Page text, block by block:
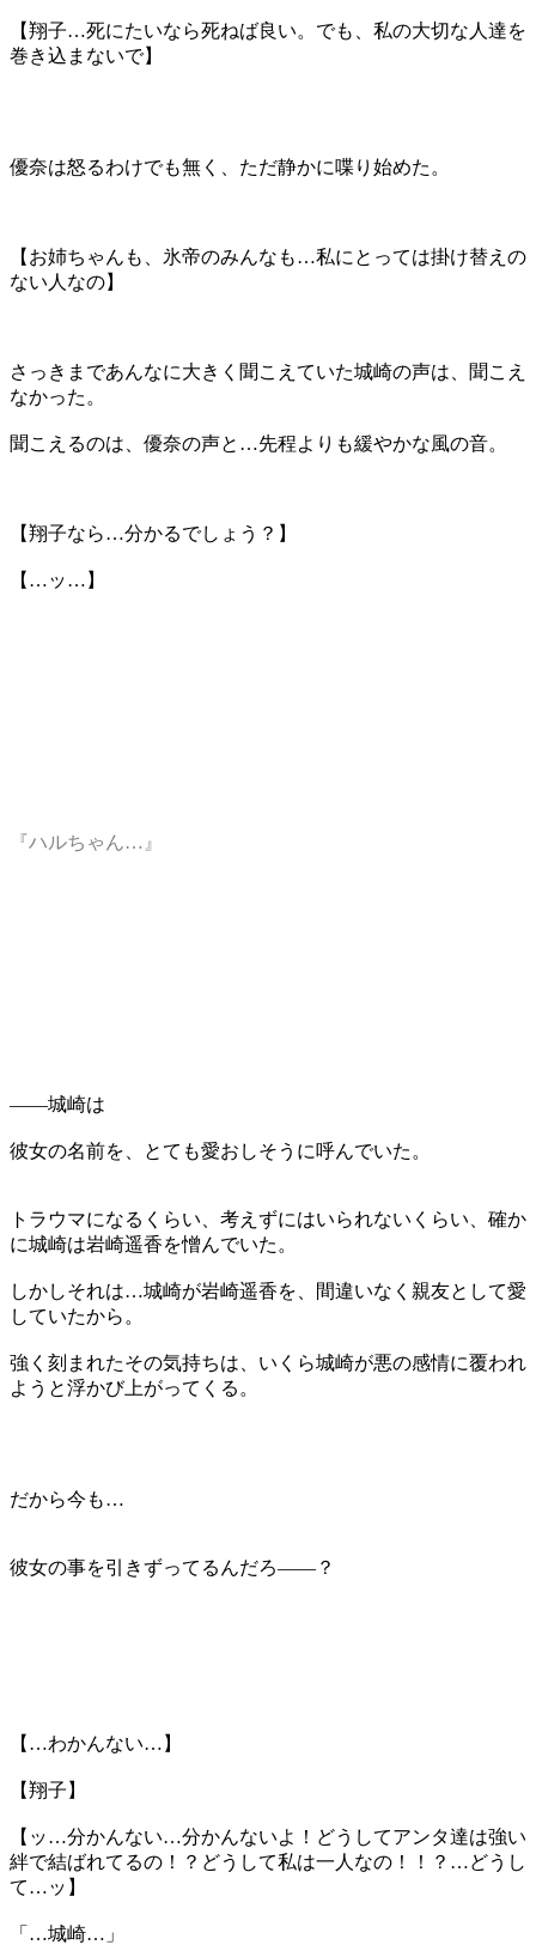
【翔子…死にたいなら死ねば良い。でも、私の大切な人達を
巻き込まないで】
優奈は怒るわけでも無く、ただ静かに喋り始めた。
【お姉ちゃんも、氷帝のみんなも…私にとっては掛け替えの
ない人なの】
さっきまであんなに大きく聞こえていた城崎の声は、聞こえ
なかった。
聞こえるのは、優奈の声と…先程よりも緩やかな風の音。
【翔子なら…分かるでしょう？】
【…ッ…】
『ハルちゃん…』
――城崎は
彼女の名前を、とても愛おしそうに呼んでいた。
トラウマになるくらい、考えずにはいられないくらい、確か
に城崎は岩崎遥香を憎んでいた。
しかしそれは…城崎が岩崎遥香を、間違いなく親友として愛
していたから。
強く刻まれたその気持ちは、いくら城崎が悪の感情に覆われ
ようと浮かび上がってくる。
だから今も…
彼女の事を引きずってるんだろ――？
【…わかんない…】
【翔子】
【ッ…分かんない…分かんないよ！どうしてアンタ達は強い
絆で結ばれてるの！？どうして私は一人なの！！？…どうし
て…ッ】
「…城崎…」